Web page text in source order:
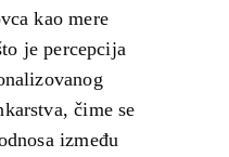
kao mere
je percepcija
čime se
između